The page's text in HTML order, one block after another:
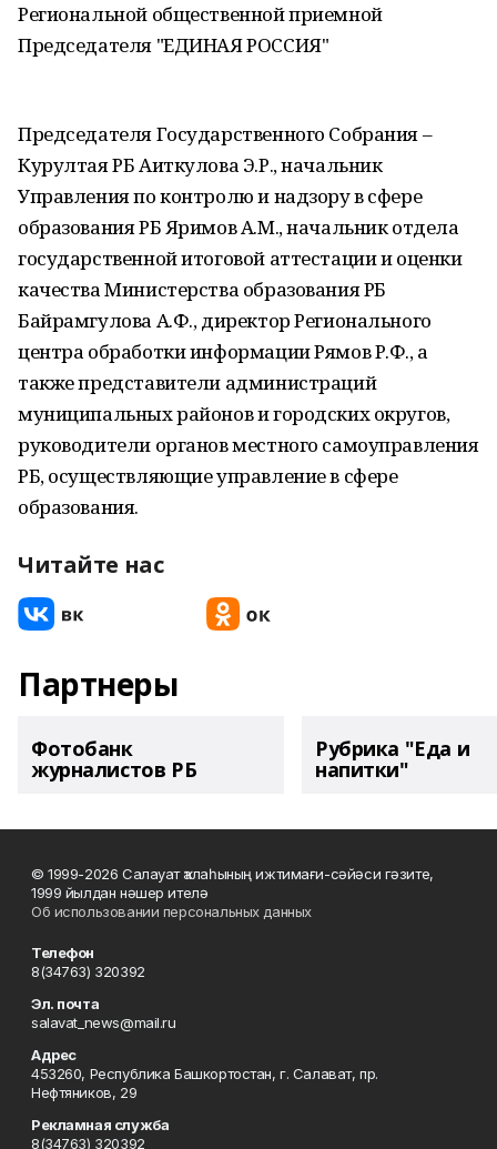
Региональной общественной приемной
Председателя "ЕДИНАЯ РОССИЯ"
Председателя Государственного Собрания –
Курултая РБ Аиткулова Э.Р., начальник
Управления по контролю и надзору в сфере
образования РБ Яримов А.М., начальник отдела
государственной итоговой аттестации и оценки
качества Министерства образования РБ
Байрамгулова А.Ф., директор Регионального
центра обработки информации Рямов Р.Ф., а
также представители администраций
муниципальных районов и городских округов,
руководители органов местного самоуправления
РБ, осуществляющие управление в сфере
образования.
Читайте нас
Партнеры
Фотобанк
журналистов РБ
Рубрика "Еда и
напитки"
© 1999-2026 Салауат ҡалаһының ижтимағи-сәйәси гәзите,
1999 йылдан нәшер ителә
Об использовании персональных данных
Телефон
8(34763) 320392
Эл. почта
salavat_news@mail.ru
Адрес
453260, Республика Башкортостан, г. Салават, пр.
Нефтяников, 29
Рекламная служба
8(34763) 320392